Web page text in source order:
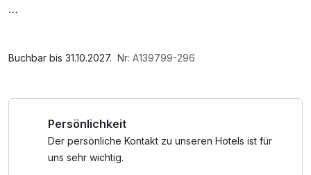
Für den Reisezeitraum am 26.12.2026 sowie vom 26.03.-
1 Flasche Mineralwasser, W-LAN Nutzung /
Buchbar bis 31.10.2027. Nr: A139799-296
Persönlichkeit
Der persönliche Kontakt zu unseren Hotels ist für
uns sehr wichtig.